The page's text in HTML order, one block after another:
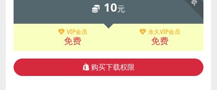
10元
VIP会员
免费
永久VIP会员
免费
购买下载权限